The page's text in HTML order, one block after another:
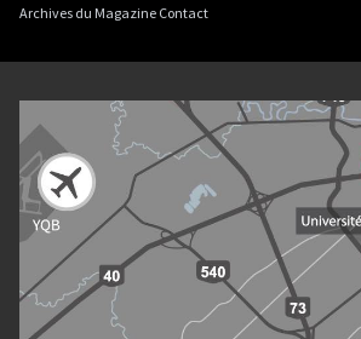
Archives du Magazine Contact